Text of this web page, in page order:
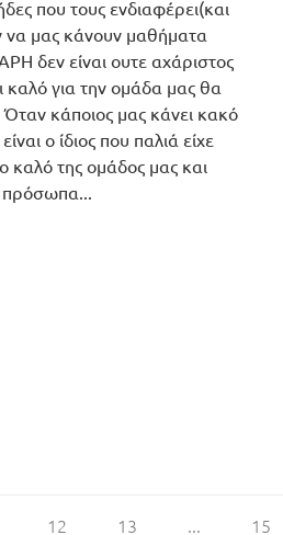
που τους ενδιαφέρει(και
να μας κάνουν μαθήματα
δεν είναι ουτε αχάριστος
καλό για την ομάδα μας θα
κάποιος μας κάνει κακό
ο ίδιος που παλιά είχε
καλό της ομάδος μας και
πρόσωπα...
12 13 ... 15